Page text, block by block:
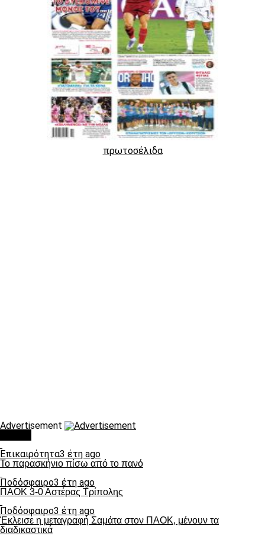
πρωτοσέλιδα
Advertisement
Επικαιρότητα3 έτη ago
Το παρασκήνιο πίσω από το πανό
Ποδόσφαιρο3 έτη ago
ΠΑΟΚ 3-0 Αστέρας Τρίπολης
Ποδόσφαιρο3 έτη ago
Έκλεισε η μεταγραφή Σαμάτα στον ΠΑΟΚ, μένουν τα
διαδικαστικά